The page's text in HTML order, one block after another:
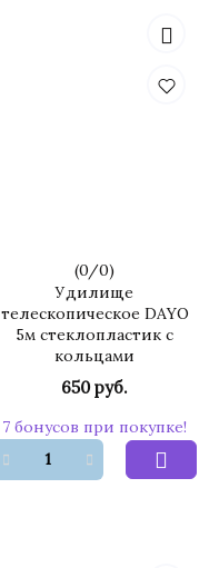
(0/0)
Удилище
телескопическое DAYO
5м стеклопластик с
кольцами
650 руб.
7 бонусов при покупке!